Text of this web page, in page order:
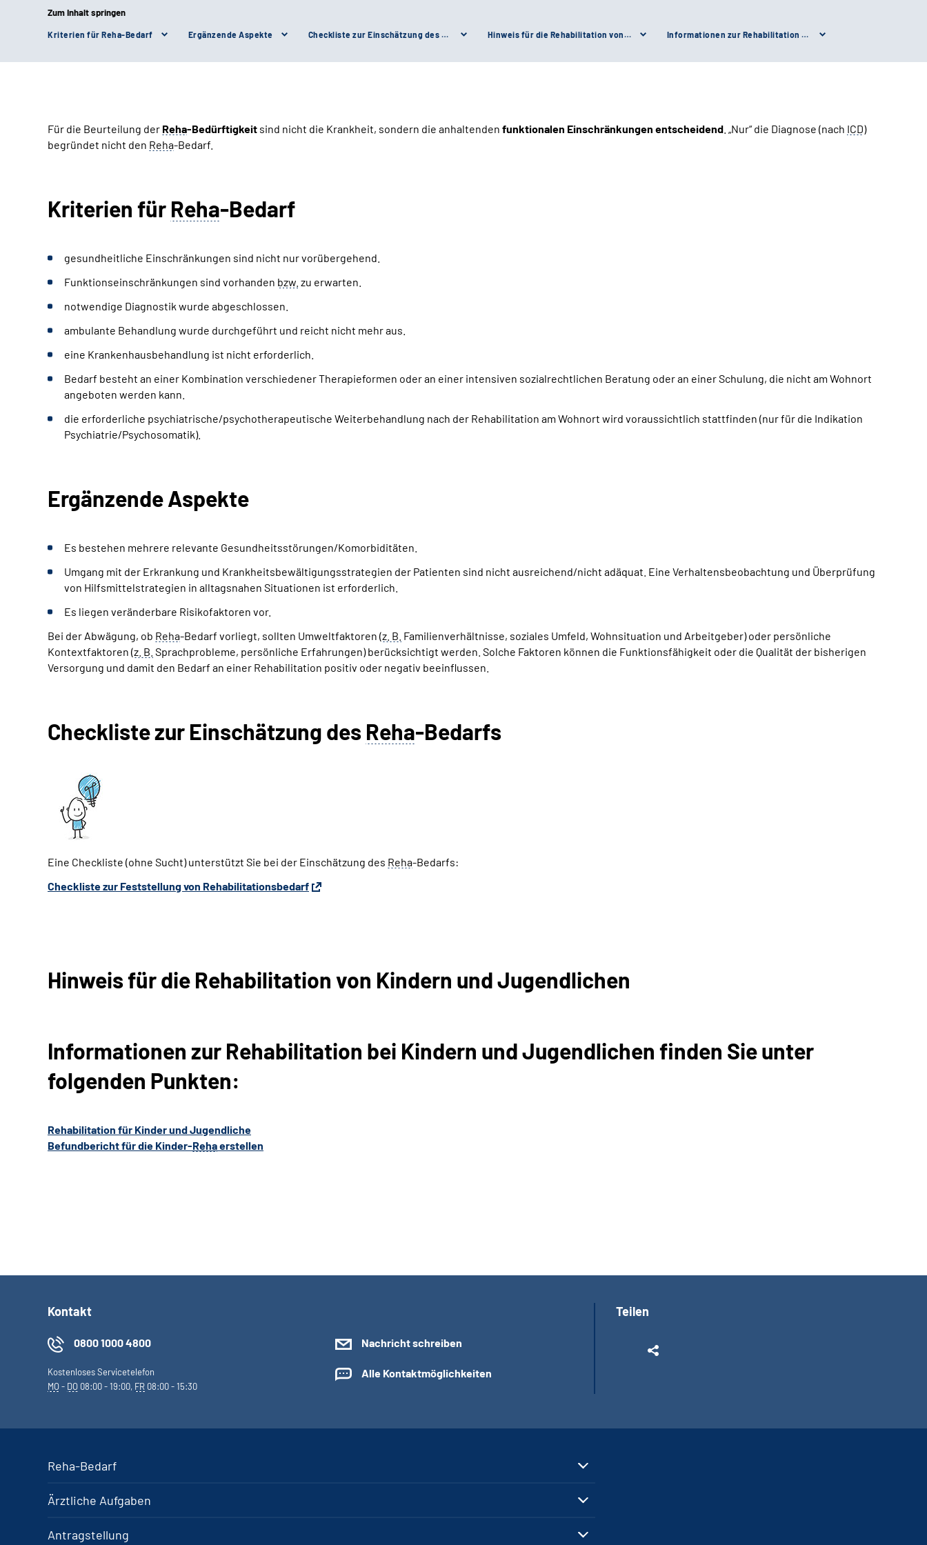
Zum Inhalt springen
Kriterien für Reha-Bedarf Ergänzende Aspekte Checkliste zur Einschätzung des Reha-Bedarfs Hinweis für die Rehabilitation von Kindern und Jugendlichen Informationen zur Rehabilitation bei Kindern und Jugendlichen finden Sie unter folgenden Punkten:
Für die Beurteilung der Reha-Bedürftigkeit sind nicht die Krankheit, sondern die anhaltenden funktionalen Einschränkungen entscheidend . „Nur“ die Diagnose (nach ICD)
begründet nicht den Reha-Bedarf.
Kriterien für Reha-Bedarf
gesundheitliche Einschränkungen sind nicht nur vorübergehend.
Funktionseinschränkungen sind vorhanden bzw. zu erwarten.
notwendige Diagnostik wurde abgeschlossen.
ambulante Behandlung wurde durchgeführt und reicht nicht mehr aus.
eine Krankenhausbehandlung ist nicht erforderlich.
Bedarf besteht an einer Kombination verschiedener Therapieformen oder an einer intensiven sozialrechtlichen Beratung oder an einer Schulung, die nicht am Wohnort
angeboten werden kann.
die erforderliche psychiatrische/psychotherapeutische Weiterbehandlung nach der Rehabilitation am Wohnort wird voraussichtlich stattfinden (nur für die Indikation
Psychiatrie/Psychosomatik).
Ergänzende Aspekte
Es bestehen mehrere relevante Gesundheitsstörungen/Komorbiditäten.
Umgang mit der Erkrankung und Krankheitsbewältigungsstrategien der Patienten sind nicht ausreichend/nicht adäquat. Eine Verhaltensbeobachtung und Überprüfung
von Hilfsmittelstrategien in alltagsnahen Situationen ist erforderlich.
Es liegen veränderbare Risikofaktoren vor.
Bei der Abwägung, ob Reha-Bedarf vorliegt, sollten Umweltfaktoren (z. B. Familienverhältnisse, soziales Umfeld, Wohnsituation und Arbeitgeber) oder persönliche
Kontextfaktoren (z. B. Sprachprobleme, persönliche Erfahrungen) berücksichtigt werden. Solche Faktoren können die Funktionsfähigkeit oder die Qualität der bisherigen
Versorgung und damit den Bedarf an einer Rehabilitation positiv oder negativ beeinflussen.
Checkliste zur Einschätzung des Reha-Bedarfs
Eine Checkliste (ohne Sucht) unterstützt Sie bei der Einschätzung des Reha-Bedarfs:
Checkliste zur Feststellung von Rehabilitationsbedarf
Hinweis für die Rehabilitation von Kindern und Jugendlichen
Informationen zur Rehabilitation bei Kindern und Jugendlichen finden Sie unter
folgenden Punkten:
Rehabilitation für Kinder und Jugendliche
Befundbericht für die Kinder-Rehaerstellen
Kontakt
0800 1000 4800
Kostenloses Servicetelefon
MO- DO 08:00 - 19:00, FR 08:00 - 15:30
Nachricht schreiben
Alle Kontaktmöglichkeiten
Teilen
Reha-Bedarf
Ärztliche Aufgaben
Antragstellung